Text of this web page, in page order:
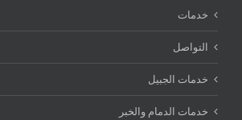
خدمات
التواصل
خدمات الجبيل
خدمات الدمام والخبر